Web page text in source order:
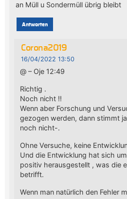
an Müll u Sondermüll übrig bleibt
Antworten
Corona2019
16/04/2022 13:50
@ – Oje 12:49
Richtig .
Noch nicht !!
Wenn aber Forschung und
gezogen werden, dann stimmt
noch nicht-.
Ohne Versuche, keine
Und die Entwicklung hat sich
positiv herausgestellt , was die
betrifft.
Wenn man natürlich den Fehler